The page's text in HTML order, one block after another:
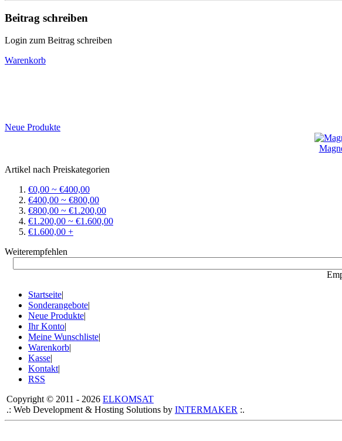
Beitrag schreiben
Login zum Beitrag schreiben
Warenkorb
Neue Produkte
Artikel nach Preiskategorien
€0,00 ~ €400,00
€400,00 ~ €800,00
€800,00 ~ €1.200,00
€1.200,00 ~ €1.600,00
€1.600,00 +
Weiterempfehlen
Startseite|
Sonderangebote|
Neue Produkte|
Ihr Konto|
Meine Wunschliste|
Warenkorb|
Kasse|
Kontakt|
RSS
Copyright © 2011 - 2026 ELKOMSAT
.: Web Development & Hosting Solutions by INTERMAKER :.